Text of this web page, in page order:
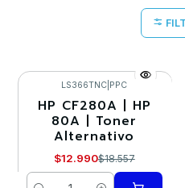
-30%
LS366TNC PPC
HP CF280A | HP
80A | Toner
Alternativo
$12.990$18.557